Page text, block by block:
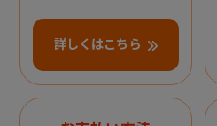
詳しくはこちら